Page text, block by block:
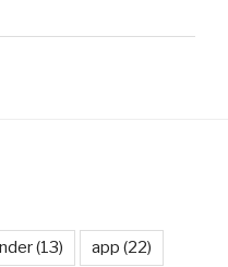
(13) app (22)